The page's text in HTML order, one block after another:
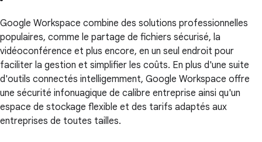
Google Workspace combine des solutions professionnelles
populaires, comme le partage de fichiers sécurisé, la
vidéoconférence et plus encore, en un seul endroit pour
faciliter la gestion et simplifier les coûts. En plus d'une suite
d'outils connectés intelligemment, Google Workspace offre
une sécurité infonuagique de calibre entreprise ainsi qu'un
espace de stockage flexible et des tarifs adaptés aux
entreprises de toutes tailles.